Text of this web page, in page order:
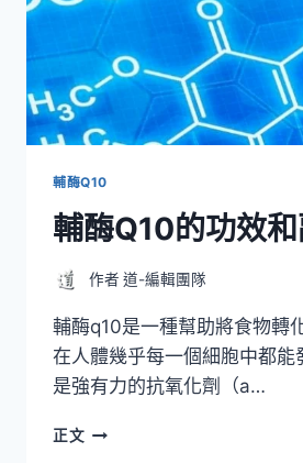
輔酶Q10
輔酶Q10的功效和
作者 道-編輯團隊
輔酶q10是一種幫助將食物轉
在人體幾乎每一個細胞中都能
是強有力的抗氧化劑（a…
正文輔